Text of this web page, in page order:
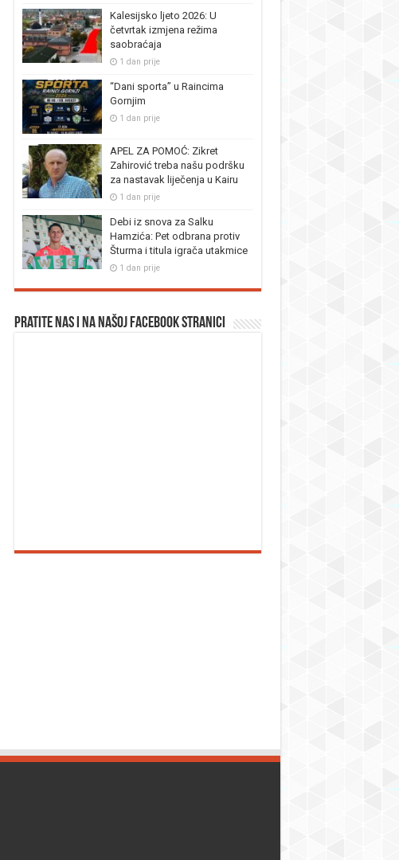
Kalesijsko ljeto 2026: U
četvrtak izmjena režima
saobraćaja
1 dan prije
“Dani sporta” u Raincima
Gornjim
1 dan prije
APEL ZA POMOĆ: Zikret
Zahirović treba našu podršku
za nastavak liječenja u Kairu
1 dan prije
Debi iz snova za Salku
Hamzića: Pet odbrana protiv
Šturma i titula igrača utakmice
1 dan prije
Pratite nas i na našoj facebook stranici